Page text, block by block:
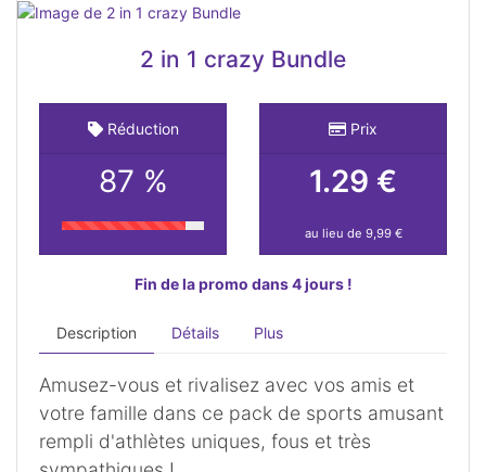
2 in 1 crazy Bundle
Réduction
87 %
Prix
1.29 €
au lieu de 9,99 €
Fin de la promo dans 4 jours !
Description Détails Plus
Amusez-vous et rivalisez avec vos amis et
votre famille dans ce pack de sports amusant
rempli d'athlètes uniques, fous et très